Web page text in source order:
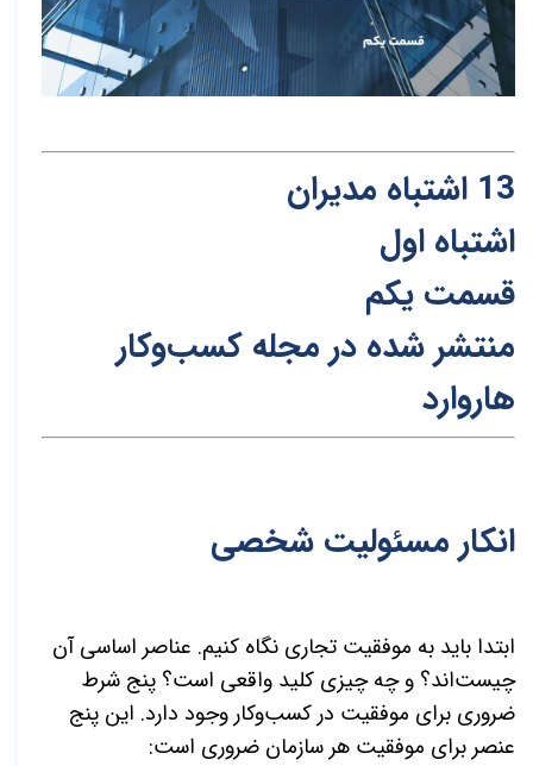
13 ا شتباه مدیران
اشتباه اول
قسمت یکم
منتشر شده در مجله کسب‌و‌کار
هاروارد
انکار مسئولیت شخصی
ابتدا باید به موفقیت تجاری نگاه کنیم. عناصر اساسی آن
چیست‌اند؟ و چه چیزی کلید واقعی است؟ پنج شرط
ضروری برای موفقیت در کسب‌وکار وجود دارد. این پنج
عنصر برای موفقیت هر سازمان ضروری است: